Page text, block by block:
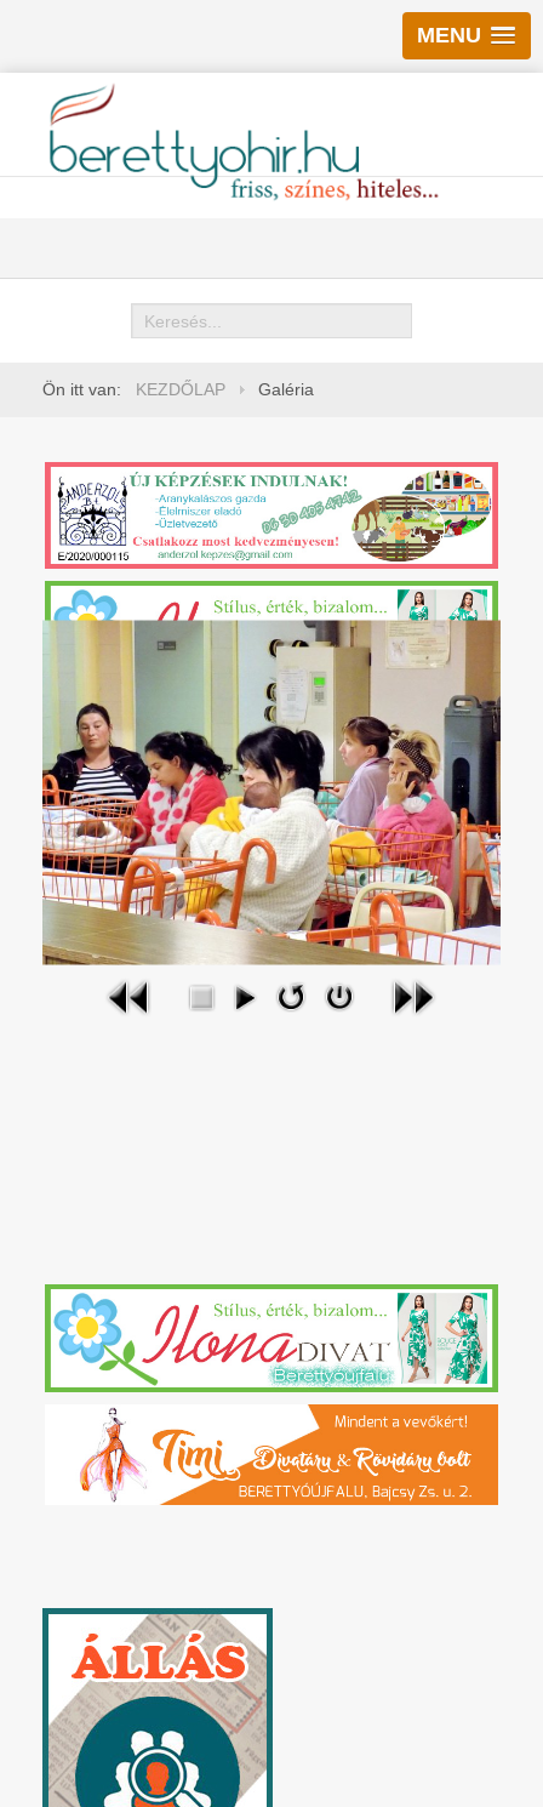
MENU
Keresés
Ön itt van: KEZDŐLAP Galéria